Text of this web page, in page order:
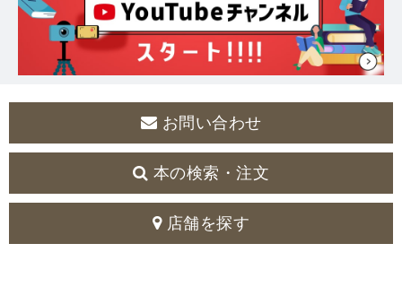
お問い合わせ
本の検索・注文
店舗を探す